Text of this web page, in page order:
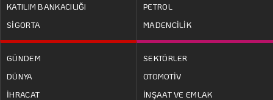
KATILIM BANKACILIĞI
SİGORTA
PETROL
MADENCİLİK
GÜNDEM
DÜNYA
İHRACAT
SEKTÖRLER
OTOMOTİV
İNŞAAT VE EMLAK